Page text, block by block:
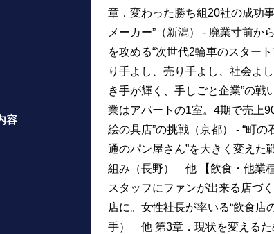
容
章．変わった勝ち組20社の成功
メーカー”（新潟） - 廃業寸前か
を攻める“次世代2輪車のスター
り手よし、売り手よし、社会よ
き手が輝く、手しごと企業”の戦
業はアパートの1室。4期で売上
絵の具店”の挑戦（京都） - “町
通のパン屋さん”を大きく変えた
組み（長野） 他 【飲食・他業
スタッフにファンが出来る店づ
店に。女性社長が率いる“飲食店
手） 他 第3章．現状を変えるた